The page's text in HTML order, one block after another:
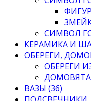
СИМВОЛ
КЕРАМИКА И
ОБЕРЕГИ,
ОБЕРЕГИ
ДОМОВЯТА
ВАЗЫ (36)